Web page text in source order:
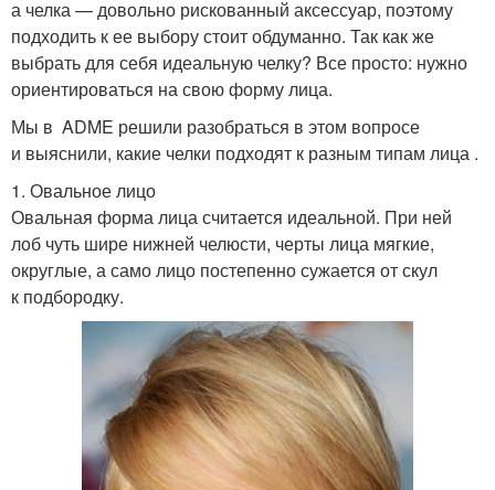
а челка — довольно рискованный аксессуар, поэтому
подходить к ее выбору стоит обдуманно. Так как же
выбрать для себя идеальную челку? Все просто: нужно
ориентироваться на свою форму лица.
Мы в ADME решили разобраться в этом вопросе
и выяснили, какие челки подходят к разным типам лица .
1. Овальное лицо
Овальная форма лица считается идеальной. При ней
лоб чуть шире нижней челюсти, черты лица мягкие,
округлые, а само лицо постепенно сужается от скул
к подбородку.